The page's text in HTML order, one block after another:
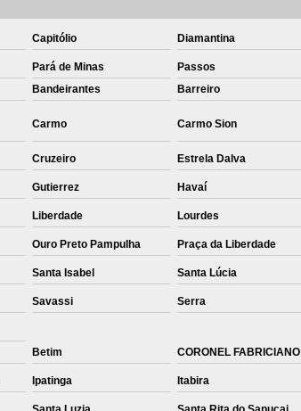
Capitólio Diamantina
Pará de Minas Passos
Bandeirantes Barreiro
Carmo Carmo Sion
Cruzeiro Estrela Dalva
Gutierrez Havaí
Liberdade Lourdes
Ouro Preto Pampulha Praça da Liberdade
Santa Isabel Santa Lúcia
Savassi Serra
Betim CORONEL FABRICIANO
Ipatinga Itabira